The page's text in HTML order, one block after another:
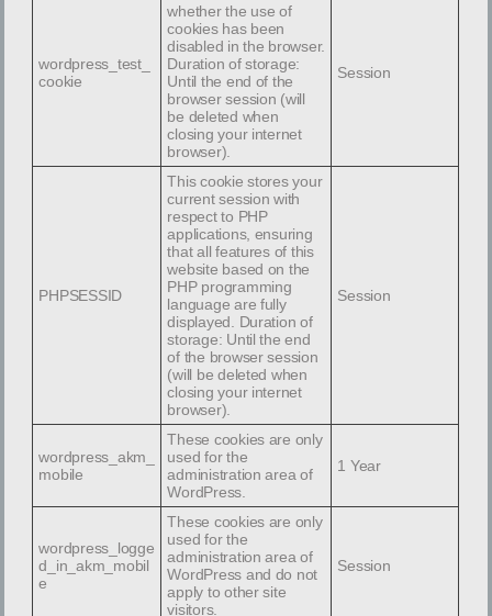
Benefizkonzert im Stift Zwettl
Zu einem Benefizkonzert der Militärmusik Niederösterreich
hatten am 31. Oktober 2025 der Lazarus-Orden und die
Caritas der Diözese St. Pölten
Gelungenes Benefizkonzert im Schloss Ennsegg
Am 21. September 2025 hatte der Lazarus-Ordens zum
Benefizkonzert nach Enns geladen, das mit hochkarätigen
Darbietungen beeindruckte und von der
Ordenstag im Zisterzienserstift Zwettl
Am 17. Mai 2025 beging der Lazarus-Orden seinen
diesjährigen Ordenstag im Stift Zwettl. An die vierzig
Ordensangehörige aus ganz Österreich
wordpress_test_
cookie
whether the use of
cookies has been
disabled in the browser.
Duration of storage:
Until the end of the
browser session (will
be deleted when
closing your internet
browser).
Session
PHPSESSID
This cookie stores your
current session with
respect to PHP
applications, ensuring
that all features of this
website based on the
PHP programming
language are fully
displayed. Duration of
storage: Until the end
of the browser session
(will be deleted when
closing your internet
browser).
Session
wordpress_akm_
mobile
These cookies are only
used for the
administration area of ​​
WordPress.
1 Year
wordpress_logge
d_in_akm_mobil
e
These cookies are only
used for the
administration area of ​​
WordPress and do not
apply to other site
visitors.
Session